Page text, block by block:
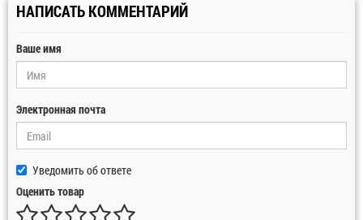
НАПИСАТЬ КОММЕНТАРИЙ
Ваше имя
Электронная почта
Уведомить об ответе
Оценить товар